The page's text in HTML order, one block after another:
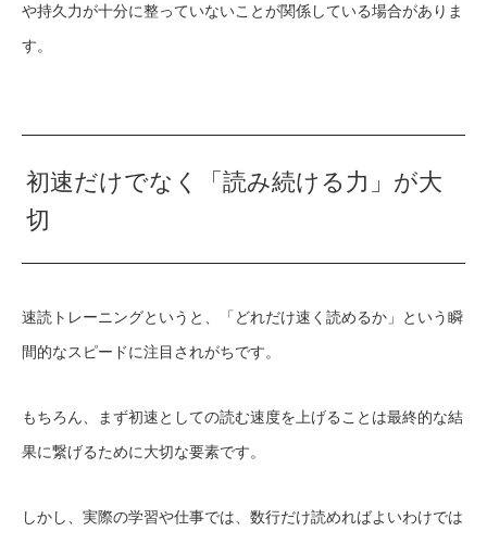
や持久力が十分に整っていないことが関係している場合がありま
す。
初速だけでなく「読み続ける力」が大
切
速読トレーニングというと、「どれだけ速く読めるか」という瞬
間的なスピードに注目されがちです。
もちろん、まず初速としての読む速度を上げることは最終的な結
果に繋げるために大切な要素です。
しかし、実際の学習や仕事では、数行だけ読めればよいわけでは